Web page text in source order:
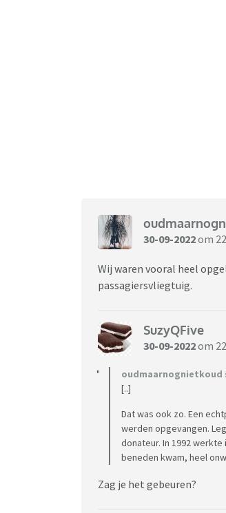
30-09-2022om
Wij waren vooral heel
passagiersvliegtuig.
SuzyQFive
30-09-2022om
oudmaarnognietkoud
[..]
Dat was ook zo. Een
werden opgevangen.
donateur. In 1992
beneden kwam, heel
Zag je het gebeuren?